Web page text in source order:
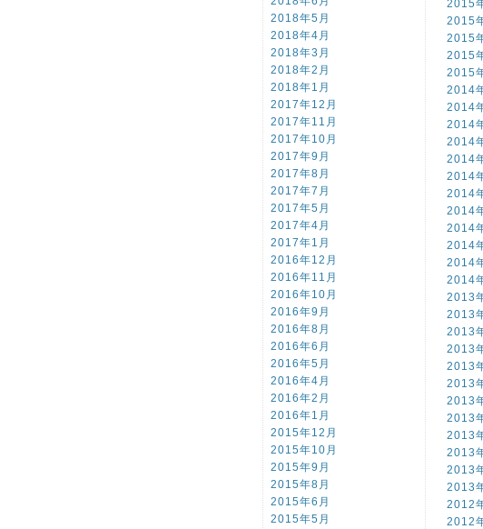
2018年5月
2018年4月
2018年3月
2018年2月
2018年1月
2017年12月
2017年11月
2017年10月
2017年9月
2017年8月
2017年7月
2017年5月
2017年4月
2017年1月
2016年12月
2016年11月
2016年10月
2016年9月
2016年8月
2016年6月
2016年5月
2016年4月
2016年2月
2016年1月
2015年12月
2015年10月
2015年9月
2015年8月
2015年6月
2015年5月
2015
2015
2015
2015
2015
2014
2014
2014
2014
2014
2014
2014
2014
2014
2014
2014
2014
2013
2013
2013
2013
2013
2013
2013
2013
2013
2013
2013
2013
2012
2012